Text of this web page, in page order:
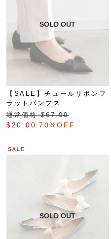
【SALE】チュールリボンフ
ラットパンプス
通常価格 $‌67.00
$‌20.00 70%OFF